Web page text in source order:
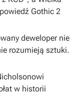
Gothic 2
deweloper nie
rozumieją sztuki.
w historii